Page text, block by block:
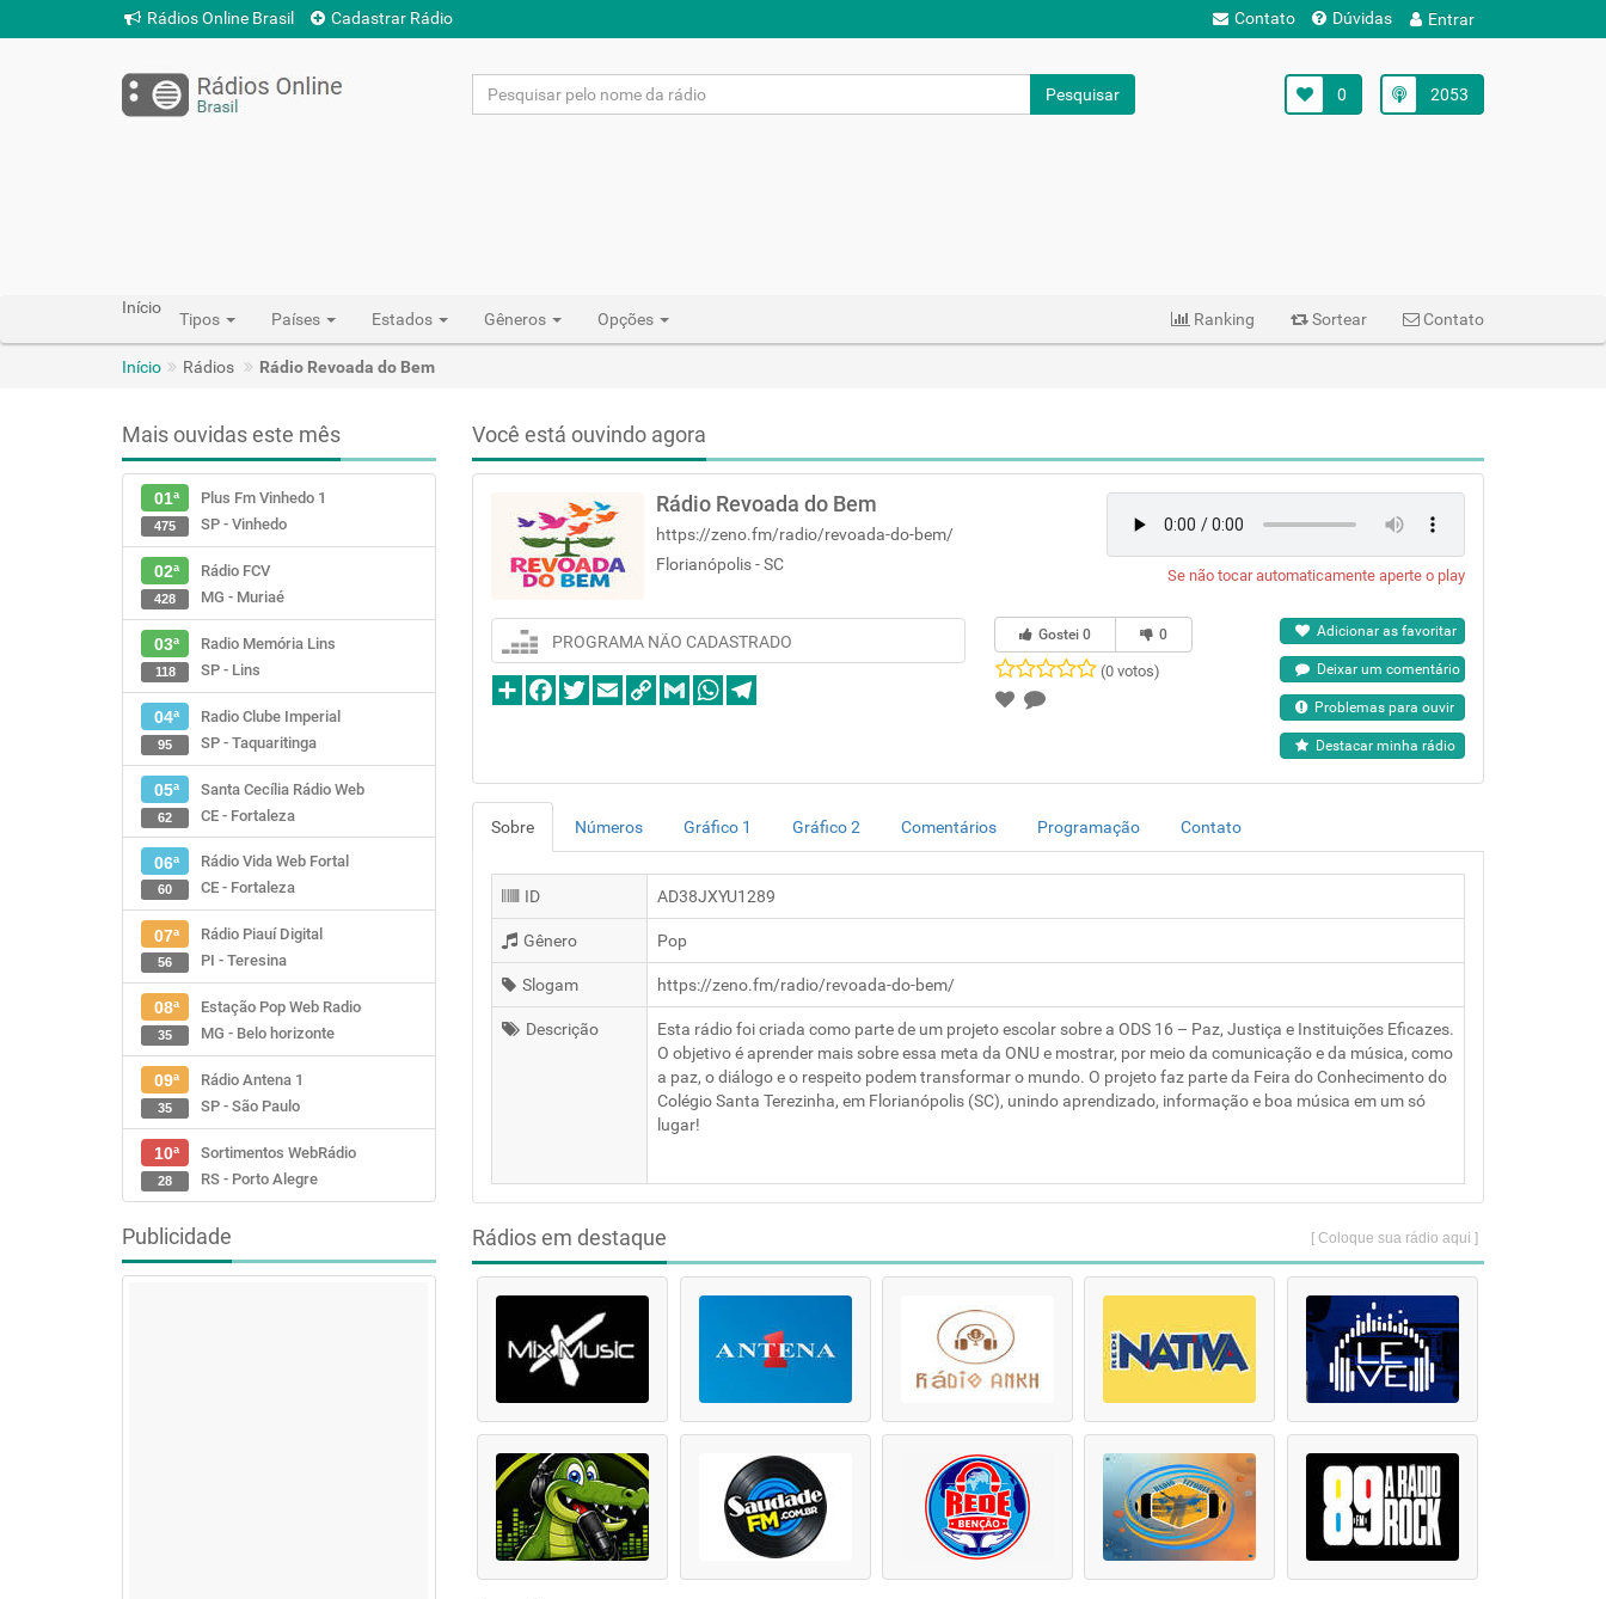
Rádios Online Brasil Cadastrar Rádio Contato Dúvidas Entrar
Pesquisar 2053
0
Início
Tipos Países Estados Gêneros Opções Ranking Sortear Contato
Início Rádios Rádio Revoada do Bem
Mais ouvidas este mês
01ª
Plus Fm Vinhedo 1
SP - Vinhedo
475
02ª
Rádio FCV
MG - Muriaé
428
03ª
Radio Memória Lins
SP - Lins
118
04ª
Radio Clube Imperial
SP - Taquaritinga
95
05ª
Santa Cecília Rádio Web
CE - Fortaleza
62
06ª
Rádio Vida Web Fortal
CE - Fortaleza
60
07ª
Rádio Piauí Digital
PI - Teresina
56
08ª
Estação Pop Web Radio
MG - Belo horizonte
35
09ª
Rádio Antena 1
SP - São Paulo
35
10ª
Sortimentos WebRádio
RS - Porto Alegre
28
Publicidade
Você está ouvindo agora
Rádio Revoada do Bem
https://zeno.fm/radio/revoada-do-bem/
Florianópolis - SC
Se não tocar automaticamente aperte o play
PROGRAMA NÃO CADASTRADO Gostei0 0
(0 votos)
Adicionar as favoritar
Deixar um comentário
Problemas para ouvir
Destacar minha rádio
Sobre Números Gráfico 1 Gráfico 2 Comentários Programação Contato
ID AD38JXYU1289
Gênero Pop
Slogam https://zeno.fm/radio/revoada-do-bem/
Descrição
Esta rádio foi criada como parte de um projeto escolar sobre a ODS 16 – Paz, Justiça e Instituições Eficazes.
O objetivo é aprender mais sobre essa meta da ONU e mostrar, por meio da comunicação e da música, como
a paz, o diálogo e o respeito podem transformar o mundo. O projeto faz parte da Feira do Conhecimento do
Colégio Santa Terezinha, em Florianópolis (SC), unindo aprendizado, informação e boa música em um só
lugar!
Rádios em destaque [ Coloque sua rádio aqui ]